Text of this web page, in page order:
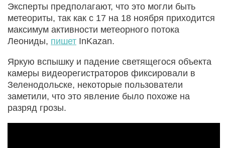
Эксперты предполагают, что это могли быть
метеориты, так как с 17 на 18 ноября приходится
максимум активности метеорного потока
Леониды, пишет InKazan.
Яркую вспышку и падение светящегося объекта
камеры видеорегистраторов фиксировали в
Зеленодольске, некоторые пользователи
заметили, что это явление было похоже на
разряд грозы.